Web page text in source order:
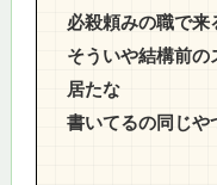
必殺頼みの職で来
そういや結構前
居たな
書いてるの同じや